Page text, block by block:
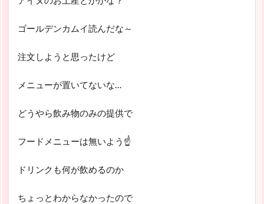
ゴールデンカムイ読んだな～
注文しようと思ったけど
メニューが置いてないな…
どうやら飲み物のみの提供で
フードメニューは無いよう☝
ドリンクも何が飲めるのか
ちょっとわからなかったので